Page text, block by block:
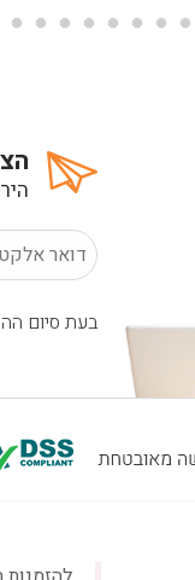
בעת סיום